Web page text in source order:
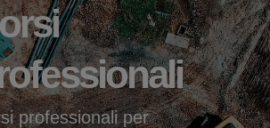
professionali per